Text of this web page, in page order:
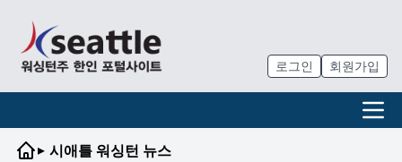
로그인 회원가입
▸ 시애틀 워싱턴 뉴스